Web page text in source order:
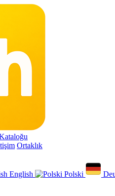
Ortaklık
English Polski